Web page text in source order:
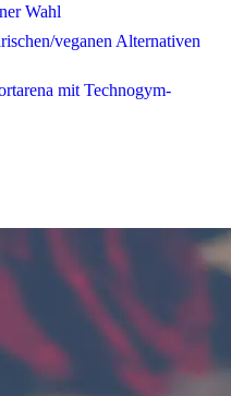
Wahl
veganen Alternativen
mit Technogym-